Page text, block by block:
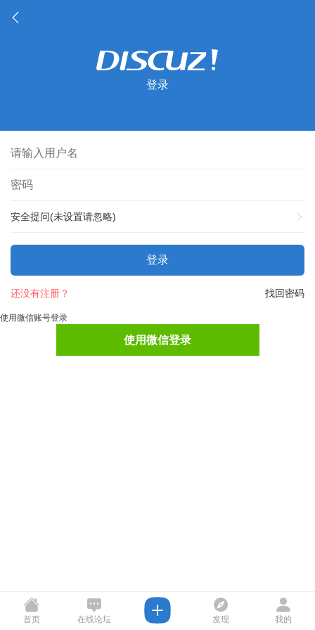
登录
安全提问(未设置请忽略)
登录
找回密码
还没有注册？
使用微信账号登录
使用微信登录
首页 在线论坛 发现 我的